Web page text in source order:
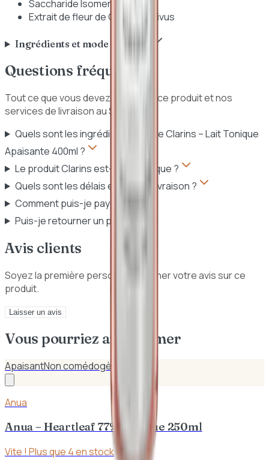
Saccharide Isomerate
Extrait de fleur de Crocus sativus
Ingrédients et mode d'emploi
Questions fréquentes
Tout ce que vous devez savoir sur ce produit et nos
services de livraison au Sénégal.
Quels sont les ingrédients clés de Clarins – Lait Tonique
Apaisante 400ml ?
Le produit Clarins est-il authentique ?
Quels sont les délais et frais de livraison ?
Comment puis-je payer ?
Puis-je retourner un produit ?
Avis clients
Soyez la première personne à donner votre avis sur ce
produit.
Laisser un avis
Vous pourriez aussi aimer
ApaisantNon comédogène
Anua
Anua – Heartleaf 77% Tonique 250ml
Vite ! Plus que 4en stock